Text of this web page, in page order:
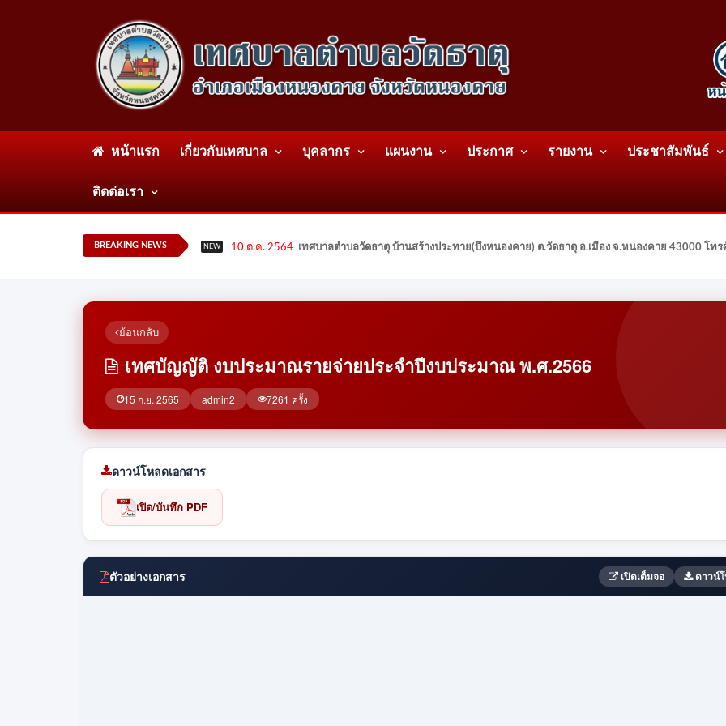
หน้าแรก เกี่ยวกับเทศบาล บุคลากร แผนงาน ประกาศ รายงาน ประชาสัมพันธ์
ติดต่อเรา
BREAKING NEWS NEW 10 ต.ค. 2564 เทศบาลตำบลวัดธาตุ บ้านสร้างประทาย(บึงหนองคาย) ต.วัดธาตุ อ.เมือง จ.หนองคาย 43000 โ
ย้อนกลับ
เทศบัญญัติ งบประมาณรายจ่ายประจำปีงบประมาณ พ.ศ.2566
15 ก.ย. 2565 admin2 7261 ครั้ง
ดาวน์โหลดเอกสาร
เปิด/บันทึก PDF
ตัวอย่างเอกสาร เปิดเต็มจอ ดาวน์